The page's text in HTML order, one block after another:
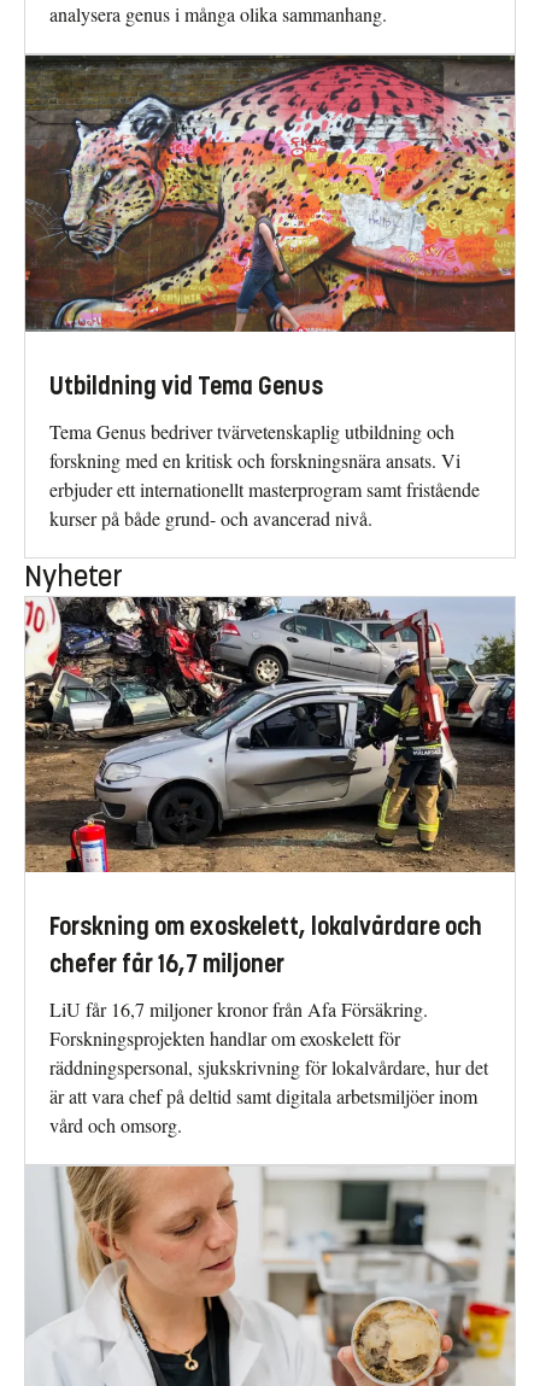
analysera genus i många olika sammanhang.
Utbildning vid Tema Genus
Tema Genus bedriver tvärvetenskaplig utbildning och
forskning med en kritisk och forskningsnära ansats. Vi
erbjuder ett internationellt masterprogram samt fristående
kurser på både grund- och avancerad nivå.
Nyheter
Forskning om exoskelett, lokalvårdare och
chefer får 16,7 miljoner
LiU får 16,7 miljoner kronor från Afa Försäkring.
Forskningsprojekten handlar om exoskelett för
räddningspersonal, sjukskrivning för lokalvårdare, hur det
är att vara chef på deltid samt digitala arbetsmiljöer inom
vård och omsorg.